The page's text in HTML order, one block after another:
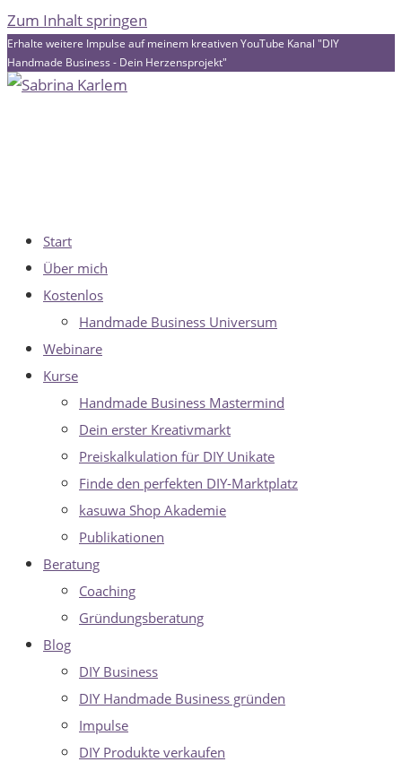
Zum Inhalt springen
Erhalte weitere Impulse auf meinem kreativen YouTube Kanal "DIY
Handmade Business - Dein Herzensprojekt"
Start
Über mich
Kostenlos
Handmade Business Universum
Webinare
Kurse
Handmade Business Mastermind
Dein erster Kreativmarkt
Preiskalkulation für DIY Unikate
Finde den perfekten DIY-Marktplatz
kasuwa Shop Akademie
Publikationen
Beratung
Coaching
Gründungsberatung
Blog
DIY Business
DIY Handmade Business gründen
Impulse
DIY Produkte verkaufen